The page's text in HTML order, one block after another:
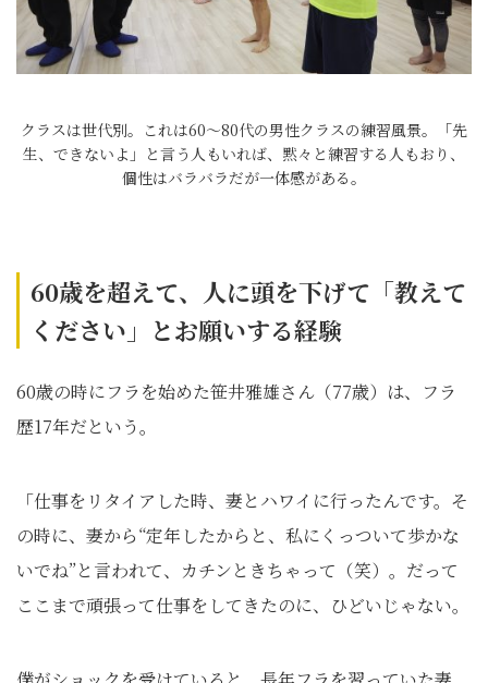
クラスは世代別。これは60〜80代の男性クラスの練習風景。「先
生、できないよ」と言う人もいれば、黙々と練習する人もおり、
個性はバラバラだが一体感がある。
60歳を超えて、人に頭を下げて「教えて
ください」とお願いする経験
60歳の時にフラを始めた笹井雅雄さん（77歳）は、フラ
歴17年だという。
「仕事をリタイアした時、妻とハワイに行ったんです。そ
の時に、妻から“定年したからと、私にくっついて歩かな
いでね”と言われて、カチンときちゃって（笑）。だって
ここまで頑張って仕事をしてきたのに、ひどいじゃない。